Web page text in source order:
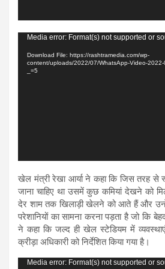
Video
Player
Media error: Format(s) not supported or
Download File: https://rashtramedia.com/wp-
content/uploads/2022/07/WhatsApp-Video-
_=5
खेल मंत्री रेखा आर्या ने कहा कि जिस तरह से
जाना चाहिए था उसमें कुछ कमियां देखने को
देर शाम तक खिलाड़ी खेलने को आते हैं और
परेशानियों का सामना करना पड़ता है जो कि
ने कहा कि जल्द ही खेल स्टेडियम में
क्रीड़ा अधिकारी को निर्देशित किया गया है।
Video
Media error: Format(s) not supported or